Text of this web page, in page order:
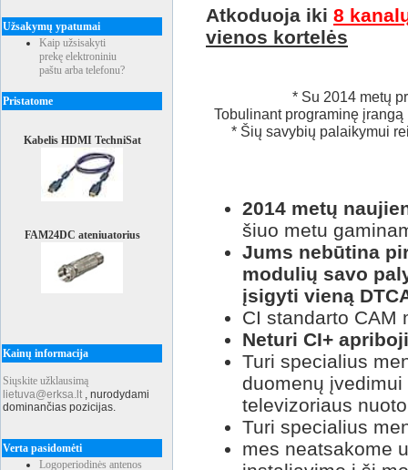
Užsakymų ypatumai
Kaip užsisakyti
prekę elektroniniu
paštu arba telefonu?
Pristatome
Kabelis HDMI TechniSat
FAM24DC ateniuatorius
Kainų informacija
Siųskite užklausimą
lietuva@erksa.lt , nurodydami
dominančias pozicijas.
Verta pasidomėti
Logoperiodinės antenos
Atkoduoja iki 8
vienos kortelės
* Su 2014 metų
Tobulinant programinę
* Šių savybių palaikymui
2014 metų
šiuo metu
Jums nebūtina
modulių savo
įsigyti vieną
CI standarto CAM
Neturi CI+
Turi specialius
duomenų
televizoriaus
Turi specialius
mes neatsakome